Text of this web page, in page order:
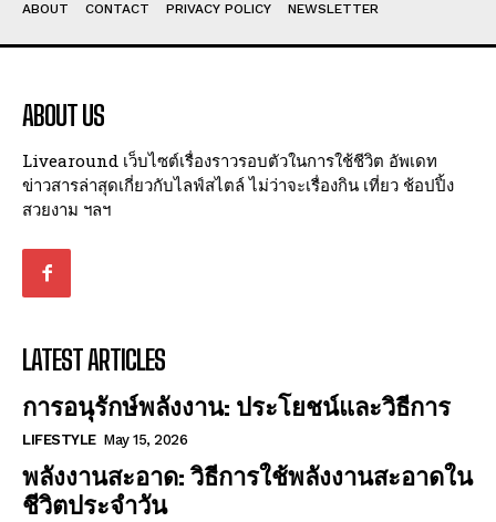
ABOUT CONTACT PRIVACY POLICY NEWSLETTER
ABOUT US
Livearound เว็บไซต์เรื่องราวรอบตัวในการใช้ชีวิต อัพเดท
ข่าวสารล่าสุดเกี่ยวกับไลฟ์สไตล์ ไม่ว่าจะเรื่องกิน เที่ยว ช้อปปิ้ง
สวยงาม ฯลฯ
LATEST ARTICLES
การอนุรักษ์พลังงาน: ประโยชน์และวิธีการ
LIFESTYLE May 15, 2026
พลังงานสะอาด: วิธีการใช้พลังงานสะอาดใน
ชีวิตประจำวัน